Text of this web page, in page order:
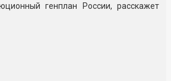
генплан России, расскажет